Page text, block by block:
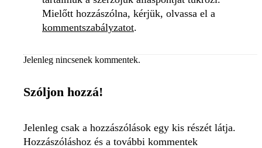
Mielőtt hozzászólna, kérjük, olvassa el a
kommentszabályzatot.
Jelenleg nincsenek kommentek.
Szóljon hozzá!
Jelenleg csak a hozzászólások egy kis részét látja.
Hozzászóláshoz és a további kommentek